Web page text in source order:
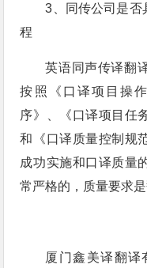
3、同传公司是否
程
英语同声传译翻
按照《口译项目操
序》、《口译项目任
和《口译质量控制规
成功实施和口译质量
常严格的，质量要求
厦门鑫美译翻译